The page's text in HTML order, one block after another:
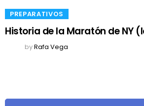
​PREPARATIVOS
Historia de la Maratón de NY
byRafa Vega